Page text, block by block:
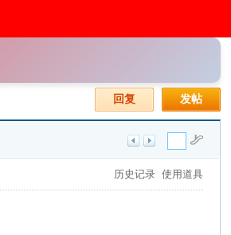
发帖
回复
历史记录 使用道具